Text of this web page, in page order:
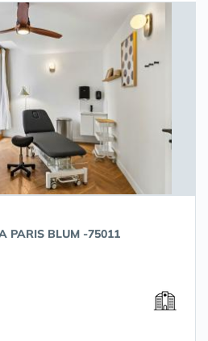
PARIS BLUM -75011